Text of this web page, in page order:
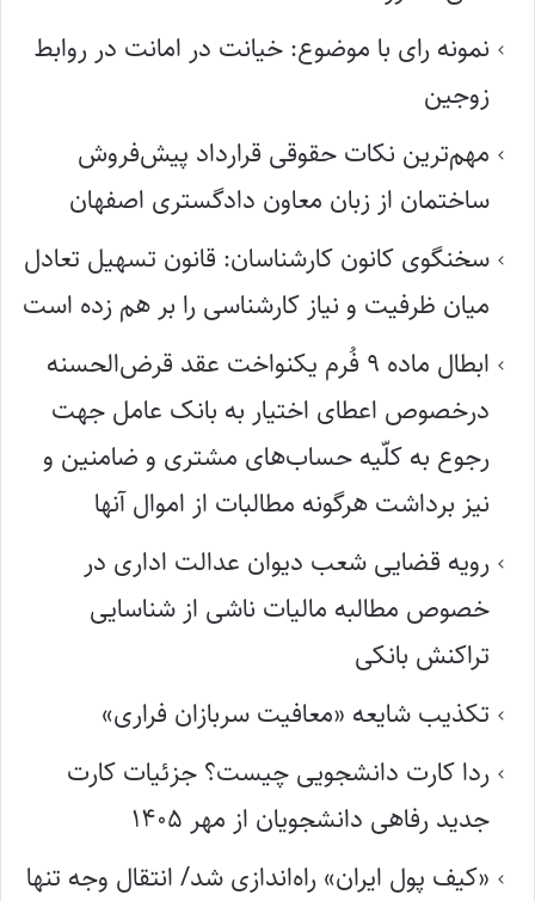
نمونه رای با موضوع: خیانت در امانت در روابط
زوجین
مهم‌ترین نکات حقوقی قرارداد پیش‌فروش
ساختمان از زبان معاون دادگستری اصفهان
سخنگوی کانون کارشناسان: قانون تسهیل تعادل
میان ظرفیت و نیاز کارشناسی را بر هم زده است
ابطال ماده ۹ فُرم یکنواخت عقد قرض‌الحسنه
درخصوص اعطای اختیار به بانک عامل جهت
رجوع به کلّیه حساب‌های مشتری و ضامنین و
نیز برداشت هرگونه مطالبات از اموال آنها
رویه قضایی شعب دیوان عدالت اداری در
خصوص مطالبه مالیات ناشی از شناسایی
تراکنش بانکی
تکذیب شایعه «معافیت سربازان فراری»
ردا کارت دانشجویی چیست؟ جزئیات کارت
جدید رفاهی دانشجویان از مهر ۱۴۰۵
«کیف پول ایران» راه‌اندازی شد/ انتقال وجه تنها